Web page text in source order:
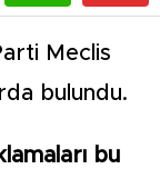
Meclis
bulundu.
bu